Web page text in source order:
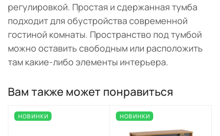
регулировкой. Простая и сдержанная тумба
подходит для обустройства современной
гостиной комнаты. Пространство под тумбой
можно оставить свободным или расположить
там какие-либо элементы интерьера.
Вам также может понравиться
НОВИНКИ НОВИНКИ